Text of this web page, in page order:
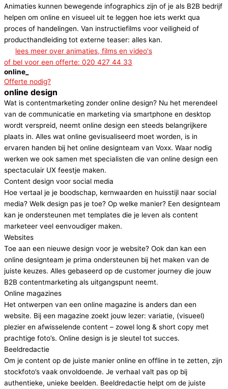
Animaties kunnen bewegende infographics zijn of je als B2B bedrijf
helpen om online en visueel uit te leggen hoe iets werkt qua
proces of handelingen. Van instructiefilms voor veiligheid of
producthandleiding tot externe teaser: alles kan.
lees meer over animaties, films en video's​
of bel voor een offerte: 020 427 44 33
online_
Offerte nodig?
online design
Wat is contentmarketing zonder online design? Nu het merendeel
van de communicatie en marketing via smartphone en desktop
wordt verspreid, neemt online design een steeds belangrijkere
plaats in. Alles wat online gevisualiseerd moet worden, is in
ervaren handen bij het online designteam van Voxx. Waar nodig
werken we ook samen met specialisten die van online design een
spectaculair UX feestje maken.
Content design voor social media​
Hoe vertaal je je boodschap, kernwaarden en huisstijl naar social
media? Welk design pas je toe? Op welke manier? Een designteam
kan je ondersteunen met templates die je leven als content
marketeer veel eenvoudiger maken.
Websites
Toe aan een nieuwe design voor je website? Ook dan kan een
online designteam je prima ondersteunen bij het maken van de
juiste keuzes. Alles gebaseerd op de customer journey die jouw
B2B contentmarketing als uitgangspunt neemt.
Online magazines
Het ontwerpen van een online magazine is anders dan een
website. Bij een magazine zoekt jouw lezer: variatie, (visueel)
plezier en afwisselende content – zowel long & short copy met
prachtige foto’s. Online design is je sleutel tot succes.
Beeldredactie​
Om je content op de juiste manier online en offline in te zetten, zijn
stockfoto’s vaak onvoldoende. Je verhaal valt pas op bij
authentieke, unieke beelden. Beeldredactie helpt om de juiste